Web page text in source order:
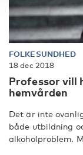
FOLKESUNDHED
18 dec 2018
Professor vill
hemvården
Det är inte
både utbildning
alkoholproblem.